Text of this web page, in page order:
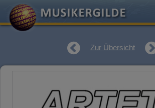
Zur Übersicht